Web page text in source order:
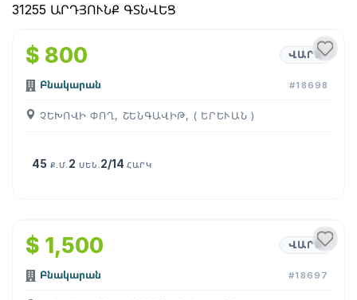
31255 ԱՐԴՅՈՒՆՔ ԳՏՆՎԵՑ
1/
$ 800 ՎԱՐՁ
Բնակարան #18698
ՉԵԽՈՎԻ ՓՈՂ, ՇԵՆԳԱՎԻԹ, ( ԵՐԵՒԱՆ )
45 Ք.Մ. 2 ՍԵՆ. 2/14ՀԱՐԿ
$ 1,500 ՎԱՐՁ
Բնակարան #18697